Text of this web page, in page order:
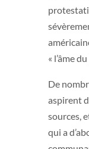
« l’âme
De
aspirent
sources,
qui a